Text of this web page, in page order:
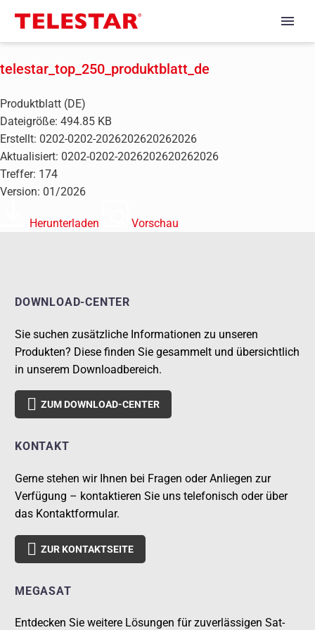
telestar_top_250_produktblatt_de
Produktblatt (DE)
Dateigröße: 494.85 KB
Erstellt: 0202-0202-2026202620262026
Aktualisiert: 0202-0202-2026202620262026
Treffer: 174
Version: 01/2026
Herunterladen Vorschau
DOWNLOAD-CENTER
Sie suchen zusätzliche Informationen zu unseren
Produkten? Diese finden Sie gesammelt und übersichtlich
in unserem Downloadbereich.
 ZUM DOWNLOAD-CENTER
KONTAKT
Gerne stehen wir Ihnen bei Fragen oder Anliegen zur
Verfügung – kontaktieren Sie uns telefonisch oder über
das Kontaktformular.
 ZUR KONTAKTSEITE
MEGASAT
Entdecken Sie weitere Lösungen für zuverlässigen Sat-